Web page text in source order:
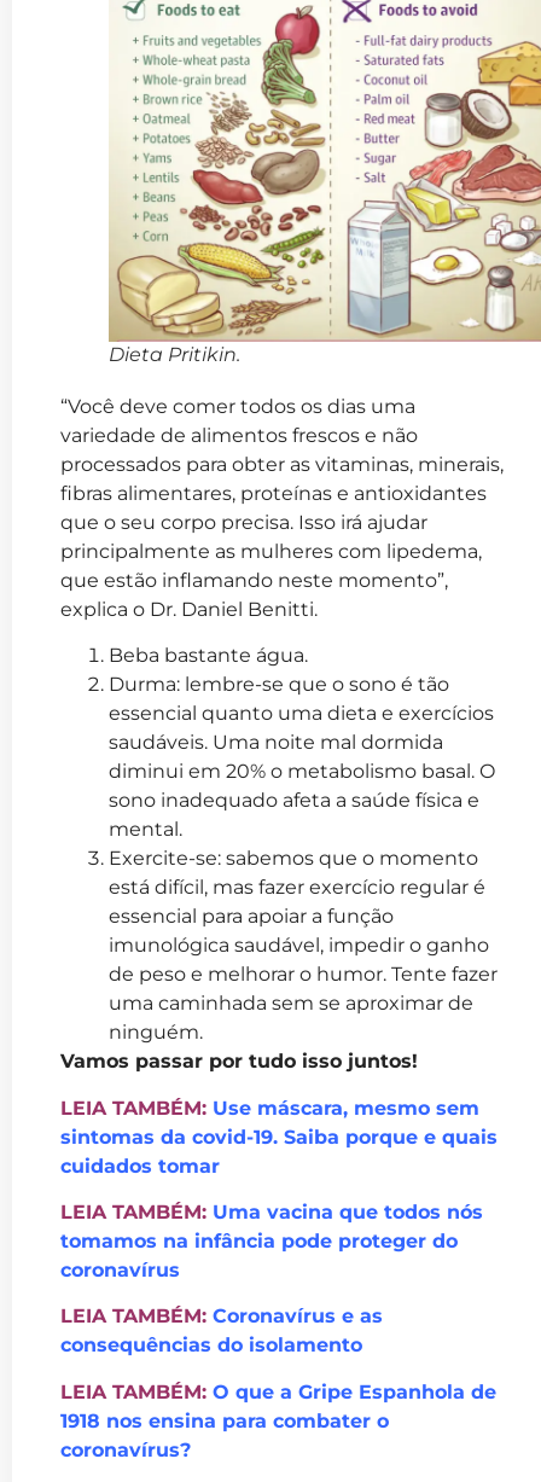
Dieta Pritikin.
“Você deve comer todos os dias uma
variedade de alimentos frescos e não
processados para obter as vitaminas, minerais,
fibras alimentares, proteínas e antioxidantes
que o seu corpo precisa. Isso irá ajudar
principalmente as mulheres com lipedema,
que estão inflamando neste momento”,
explica o Dr. Daniel Benitti.
Beba bastante água.
Durma: lembre-se que o sono é tão
essencial quanto uma dieta e exercícios
saudáveis. Uma noite mal dormida
diminui em 20% o metabolismo basal. O
sono inadequado afeta a saúde física e
mental.
Exercite-se: sabemos que o momento
está difícil, mas fazer exercício regular é
essencial para apoiar a função
imunológica saudável, impedir o ganho
de peso e melhorar o humor. Tente fazer
uma caminhada sem se aproximar de
ninguém.
Vamos passar por tudo isso juntos!
LEIA TAMBÉM: Use máscara, mesmo sem
sintomas da covid-19. Saiba porque e quais
cuidados tomar
LEIA TAMBÉM: Uma vacina que todos nós
tomamos na infância pode proteger do
coronavírus
LEIA TAMBÉM: Coronavírus e as
consequências do isolamento
LEIA TAMBÉM: O que a Gripe Espanhola de
1918 nos ensina para combater o
coronavírus?